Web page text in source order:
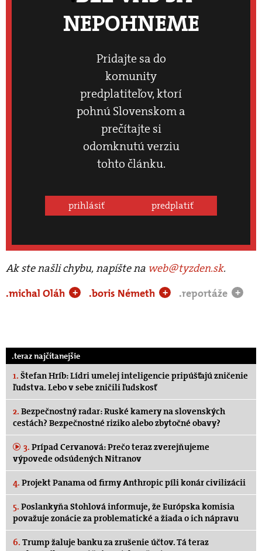
NEPOHNEME
Pridajte sa do
komunity
predplatiteľov, ktorí
pohnú Slovenskom a
prečítajte si
odomknutú verziu
tohto článku.
prihlásiť predplatiť
Ak ste našli chybu, napíšte na web@tyzden.sk.
.michal Oláh
+ .boris Németh + .reportáže +
.teraz najčítanejšie
1. Štefan Hríb: Lídri umelej inteligencie pripúšťajú zničenie
ľudstva. Lebo v sebe zničili ľudskosť
2. Bezpečnostný radar: Ruské kamery na slovenských
cestách? Bezpečnostné riziko alebo zbytočné obavy?
3. Prípad Cervanová: Prečo teraz zverejňujeme
výpovede odsúdených Nitranov
4. Projekt Panama od firmy Anthropic píli konár civilizácii
5. Poslankyňa Stohlová informuje, že Európska komisia
považuje zonácie za problematické a žiada o ich nápravu
6. Trump žaluje banku za zrušenie účtov. Tá teraz